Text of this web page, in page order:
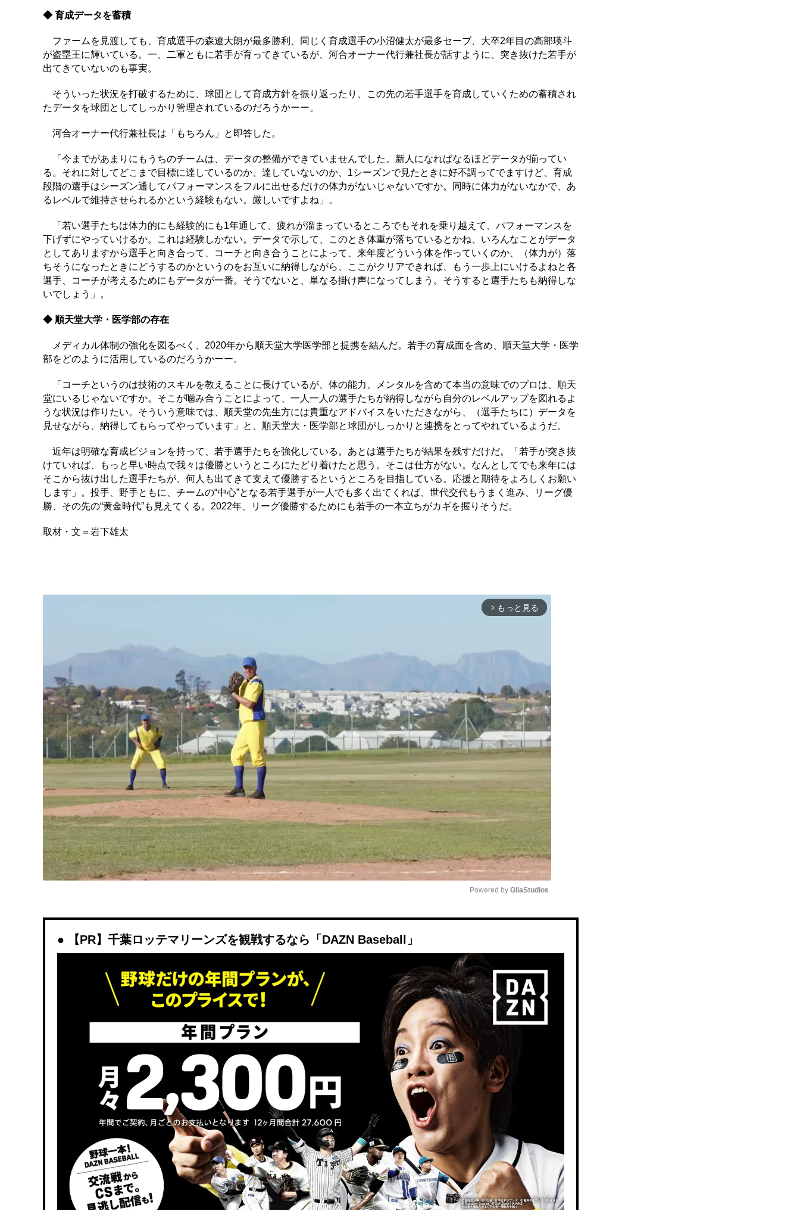
◆ 育成データを蓄積
ファームを見渡しても、育成選手の森遼大朗が最多勝利、同じく育成選手の小沼健太が最多セーブ、大卒2年目の高部瑛斗
が盗塁王に輝いている。一、二軍ともに若手が育ってきているが、河合オーナー代行兼社長が話すように、突き抜けた若手が
出てきていないのも事実。
そういった状況を打破するために、球団として育成方針を振り返ったり、この先の若手選手を育成していくための蓄積され
たデータを球団としてしっかり管理されているのだろうかーー。
河合オーナー代行兼社長は「もちろん」と即答した。
「今までがあまりにもうちのチームは、データの整備ができていませんでした。新人になればなるほどデータが揃ってい
る。それに対してどこまで目標に達しているのか、達していないのか、1シーズンで見たときに好不調ってでますけど、育成
段階の選手はシーズン通してパフォーマンスをフルに出せるだけの体力がないじゃないですか。同時に体力がないなかで、あ
るレベルで維持させられるかという経験もない。厳しいですよね」。
「若い選手たちは体力的にも経験的にも1年通して、疲れが溜まっているところでもそれを乗り越えて、パフォーマンスを
下げずにやっていけるか。これは経験しかない。データで示して、このとき体重が落ちているとかね、いろんなことがデータ
としてありますから選手と向き合って、コーチと向き合うことによって、来年度どういう体を作っていくのか、（体力が）落
ちそうになったときにどうするのかというのをお互いに納得しながら、ここがクリアできれば、もう一歩上にいけるよねと各
選手、コーチが考えるためにもデータが一番。そうでないと、単なる掛け声になってしまう。そうすると選手たちも納得しな
いでしょう」。
◆ 順天堂大学・医学部の存在
メディカル体制の強化を図るべく、2020年から順天堂大学医学部と提携を結んだ。若手の育成面を含め、順天堂大学・医学
部をどのように活用しているのだろうかーー。
「コーチというのは技術のスキルを教えることに長けているが、体の能力、メンタルを含めて本当の意味でのプロは、順天
堂にいるじゃないですか。そこが噛み合うことによって、一人一人の選手たちが納得しながら自分のレベルアップを図れるよ
うな状況は作りたい。そういう意味では、順天堂の先生方には貴重なアドバイスをいただきながら、（選手たちに）データを
見せながら、納得してもらってやっています」と、順天堂大・医学部と球団がしっかりと連携をとってやれているようだ。
近年は明確な育成ビジョンを持って、若手選手たちを強化している。あとは選手たちが結果を残すだけだ。「若手が突き抜
けていれば、もっと早い時点で我々は優勝というところにたどり着けたと思う。そこは仕方がない。なんとしてでも来年には
そこから抜け出した選手たちが、何人も出てきて支えて優勝するというところを目指している。応援と期待をよろしくお願い
します」。投手、野手ともに、チームの“中心”となる若手選手が一人でも多く出てくれば、世代交代もうまく進み、リーグ優
勝、その先の“黄金時代”も見えてくる。2022年、リーグ優勝するためにも若手の一本立ちがカギを握りそうだ。
取材・文＝岩下雄太
arrow_forward_ios もっと見る
Powered by GliaStudios
【PR】千葉ロッテマリーンズを観戦するなら「DAZN Baseball」